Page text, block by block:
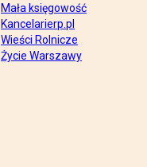
Mała księgowość
Kancelarierp.pl
Wieści Rolnicze
Życie Warszawy